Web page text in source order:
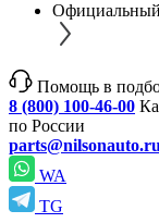
Помощь в
8 (800) 100-46-00
по России
parts@nilsonauto.ru
WA
TG